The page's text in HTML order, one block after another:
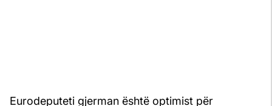
Eurodeputeti gjerman është optimist për